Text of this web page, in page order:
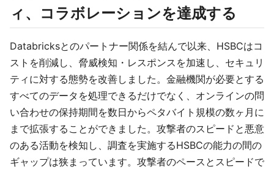
ィ、コラボレーションを達成する
Databricksとのパートナー関係を結んで以来、HSBCはコ
ストを削減し、脅威検知・レスポンスを加速し、セキュリ
ティに対する態勢を改善しました。金融機関が必要とする
すべてのデータを処理できるだけでなく、オンラインの問
い合わせの保持期間を数日からペタバイト規模の数ヶ月に
まで拡張することができました。攻撃者のスピードと悪意
のある活動を検知し、調査を実施するHSBCの能力の間の
ギャップは狭まっています。攻撃者のペースとスピードで